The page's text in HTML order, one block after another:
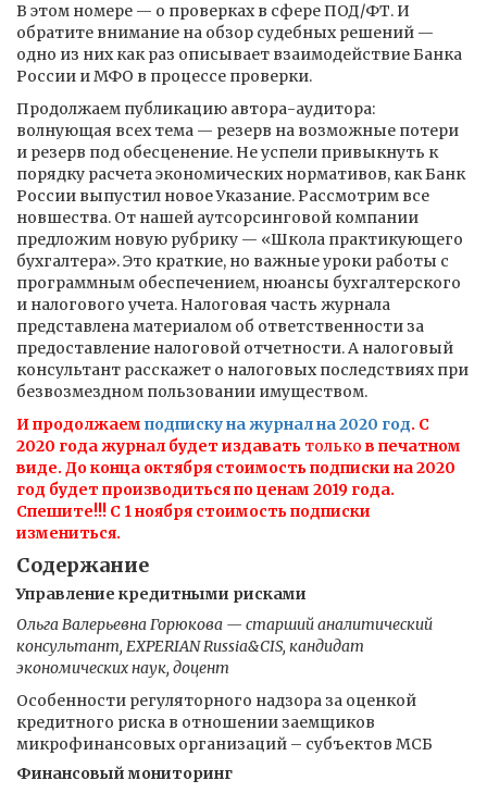
В этом номере — о проверках в сфере ПОД/ФТ. И
обратите внимание на обзор судебных решений —
одно из них как раз описывает взаимодействие Банка
России и МФО в процессе проверки.
Продолжаем публикацию автора-аудитора:
волнующая всех тема — резерв на возможные потери
и резерв под обесценение. Не успели привыкнуть к
порядку расчета экономических нормативов, как Банк
России выпустил новое Указание. Рассмотрим все
новшества. От нашей аутсорсинговой компании
предложим новую рубрику — «Школа практикующего
бухгалтера». Это краткие, но важные уроки работы с
программным обеспечением, нюансы бухгалтерского
и налогового учета. Налоговая часть журнала
представлена материалом об ответственности за
предоставление налоговой отчетности. А налоговый
консультант расскажет о налоговых последствиях при
безвозмездном пользовании имуществом.
И продолжаем подписку на журнал на 2020 год. С
2020 года журнал будет издавать только в печатном
виде. До конца октября стоимость подписки на 2020
год будет производиться по ценам 2019 года.
Спешите!!! С 1 ноября стоимость подписки
измениться.
Содержание
Управление кредитными рисками
Ольга Валерьевна Горюкова — старший аналитический
консультант, EXPERIAN Russia&CIS, кандидат
экономических наук, доцент
Особенности регуляторного надзора за оценкой
кредитного риска в отношении заемщиков
микрофинансовых организаций – субъектов МСБ
Финансовый мониторинг